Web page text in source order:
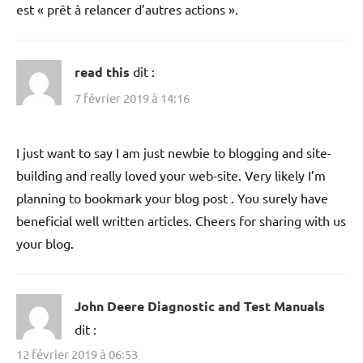
est « prêt à relancer d’autres actions ».
read this dit :
7 février 2019 à 14:16
I just want to say I am just newbie to blogging and site-
building and really loved your web-site. Very likely I’m
planning to bookmark your blog post . You surely have
beneficial well written articles. Cheers for sharing with us
your blog.
John Deere Diagnostic and Test Manuals
dit :
12 février 2019 à 06:53